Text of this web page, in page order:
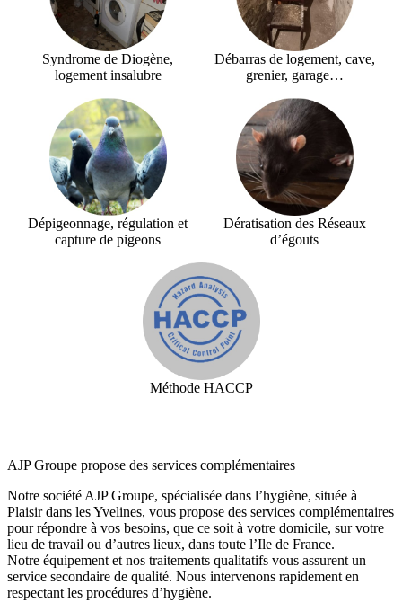
Syndrome de Diogène,
logement insalubre
Débarras de logement, cave,
grenier, garage…
Dépigeonnage, régulation et
capture de pigeons
Dératisation des Réseaux
d’égouts
Méthode HACCP
AJP Groupe propose des services complémentaires
Notre société AJP Groupe, spécialisée dans l’hygiène, située à
Plaisir dans les Yvelines, vous propose des services complémentaires
pour répondre à vos besoins, que ce soit à votre domicile, sur votre
lieu de travail ou d’autres lieux, dans toute l’Ile de France.
Notre équipement et nos traitements qualitatifs vous assurent un
service secondaire de qualité. Nous intervenons rapidement en
respectant les procédures d’hygiène.